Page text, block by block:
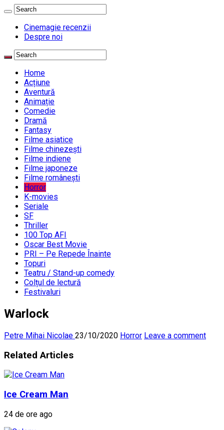
Cinemagie recenzii
Despre noi
Home
Acțiune
Aventură
Animație
Comedie
Dramă
Fantasy
Filme asiatice
Filme chinezești
Filme indiene
Filme japoneze
Filme românești
Horror
K-movies
Seriale
SF
Thriller
100 Top AFI
Oscar Best Movie
PRI – Pe Repede Înainte
Topuri
Teatru / Stand-up comedy
Colțul de lectură
Festivaluri
Warlock
Petre Mihai Nicolae 23/10/2020 Horror Leave a comment
Related Articles
Ice Cream Man
24 de ore ago